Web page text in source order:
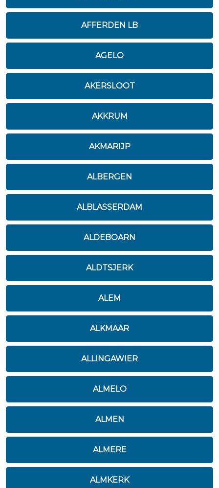
AFFERDEN LB
AGELO
AKERSLOOT
AKKRUM
AKMARIJP
ALBERGEN
ALBLASSERDAM
ALDEBOARN
ALDTSJERK
ALEM
ALKMAAR
ALLINGAWIER
ALMELO
ALMEN
ALMERE
ALMKERK